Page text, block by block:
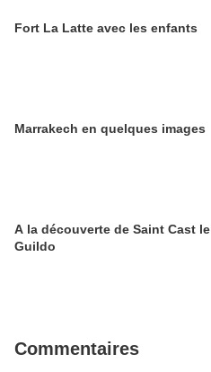
Fort La Latte avec les enfants
Marrakech en quelques images
A la découverte de Saint Cast le
Guildo
Commentaires